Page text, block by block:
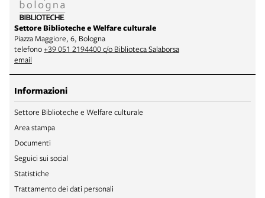
Settore Biblioteche e Welfare culturale
Piazza Maggiore, 6, Bologna
telefono+39 051 2194400 c/o Biblioteca Salaborsa
email
Informazioni
Settore Biblioteche e Welfare culturale
Area stampa
Documenti
Seguici sui social
Statistiche
Trattamento dei dati personali